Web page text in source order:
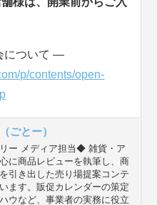
について ―
p/contents/open-
ごとー）
ー メディア担当◆ 雑貨・ア
に商品レビューを執筆し、商
引き出した売り場提案コンテ
ます。販促カレンダーの策定
ウなど、事業者の実務に役立